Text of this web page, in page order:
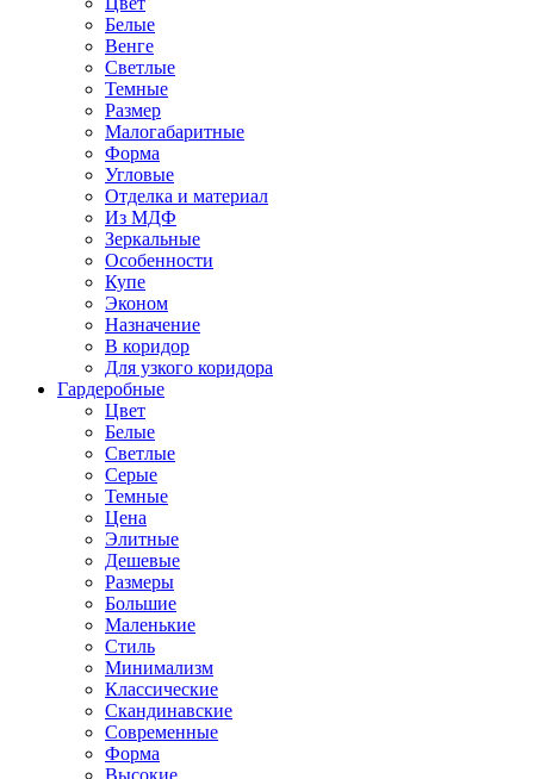
Белые
Венге
Светлые
Темные
Размер
Малогабаритные
Форма
Угловые
Отделка и материал
Из МДФ
Зеркальные
Особенности
Купе
Эконом
Назначение
В коридор
Для узкого коридора
Гардеробные
Цвет
Белые
Светлые
Серые
Темные
Цена
Элитные
Дешевые
Размеры
Большие
Маленькие
Стиль
Минимализм
Классические
Скандинавские
Современные
Форма
Высокие